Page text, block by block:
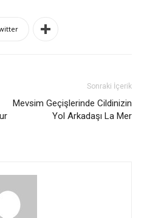
Sonraki İçerik
Mevsim Geçişlerinde Cildinizin
Yol Arkadaşı La Mer